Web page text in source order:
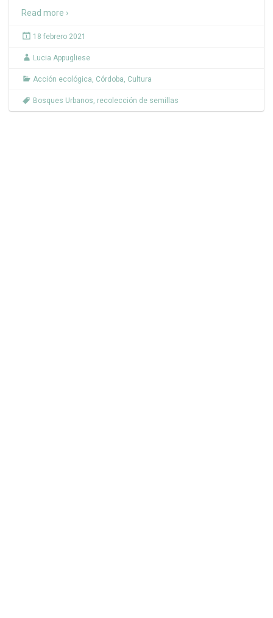
Read more ›
18 febrero 2021
Lucia Appugliese
Acción ecológica, Córdoba, Cultura
Bosques Urbanos, recolección de semillas